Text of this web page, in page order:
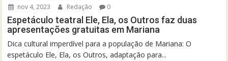
nov 4, 2023 Redação 0
Espetáculo teatral Ele, Ela, os Outros faz duas
apresentações gratuitas em Mariana
Dica cultural imperdível para a população de Mariana: O
espetáculo Ele, Ela, os Outros, adaptação para...